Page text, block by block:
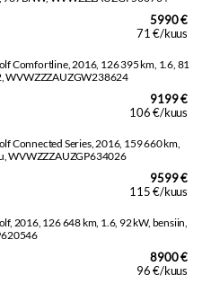
5990 €
71 €/kuus
9199 €
106 €/kuus
9599 €
115 €/kuus
8900 €
96 €/kuus